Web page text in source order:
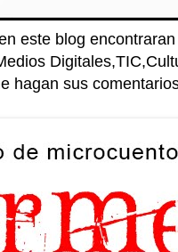
este blog
hagan sus